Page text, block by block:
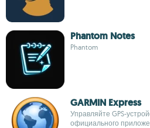
Phantom Notes
Phantom
GARMIN Express
Управляйте GPS-
официального